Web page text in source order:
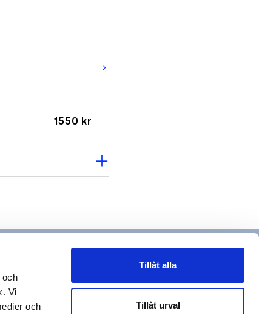
och
Vi
och
Tillåt alla
Tillåt urval
1550 kr
arrow_forward_ios
1650 kr